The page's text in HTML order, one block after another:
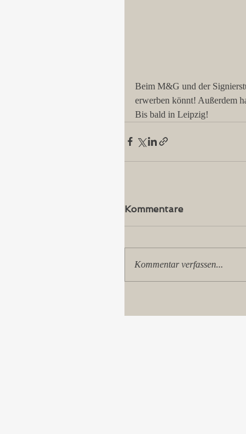
Beim M&G und der
erwerben könnt! Außerdem
Bis bald in Leipzig!
Kommentare
Kommentar verfassen...